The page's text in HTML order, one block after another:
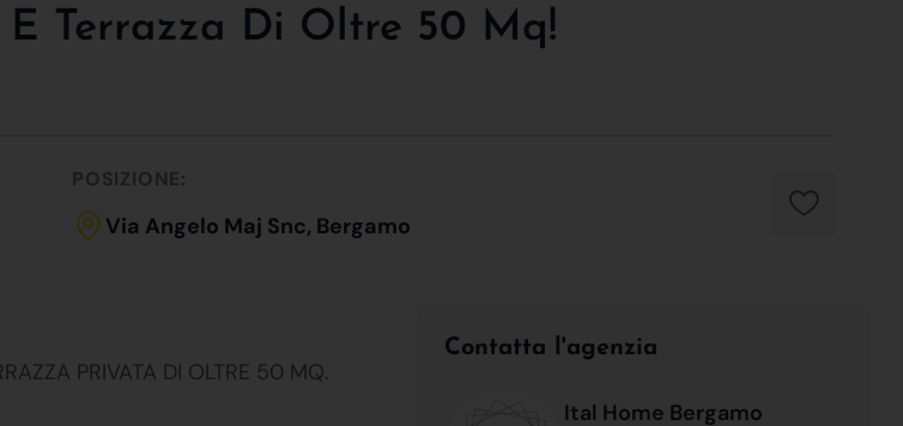
Terrazza Di Oltre 50 Mq!
POSIZIONE:
Via Angelo Maj Snc, Bergamo
PRIVATA DI OLTRE 50 MQ.
Contatta l'agenzia
Ital Home Bergamo